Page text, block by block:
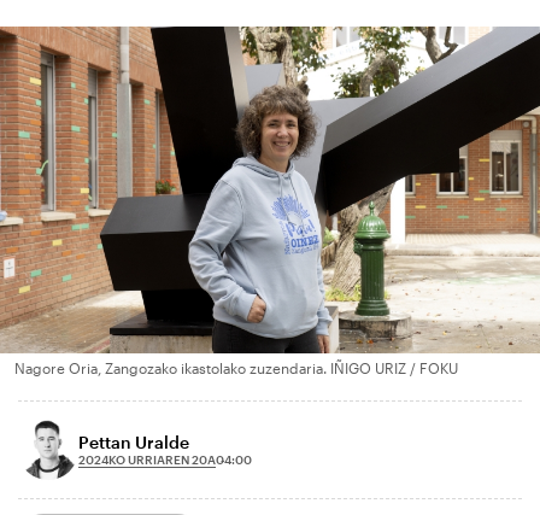
Nagore Oria, Zangozako ikastolako zuzendaria. IÑIGO URIZ / FOKU
Pettan Uralde
2024KO URRIAREN 20A04:00